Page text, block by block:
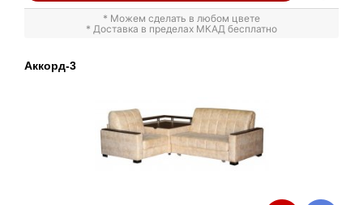
* Можем сделать в любом цвете
* Доставка в пределах МКАД бесплатно
Аккорд-3